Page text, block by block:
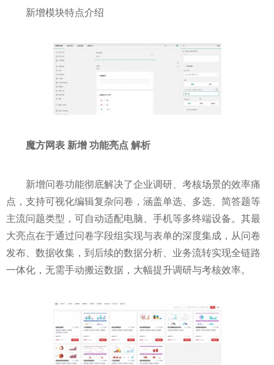
新增模块特点介绍
魔方网表 新增 功能亮点 解析
新增问卷功能彻底解决了企业调研、考核场景的效率痛
点，支持可视化编辑复杂问卷，涵盖单选、多选、简答题等
主流问题类型，可自动适配电脑、手机等多终端设备。其最
大亮点在于通过问卷字段组实现与表单的深度集成，从问卷
发布、数据收集，到后续的数据分析、业务流转实现全链路
一体化，无需手动搬运数据，大幅提升调研与考核效率。